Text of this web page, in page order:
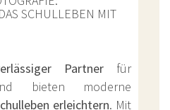
SCHULLEBEN MIT
Partner für
bieten moderne
erleichtern. Mit